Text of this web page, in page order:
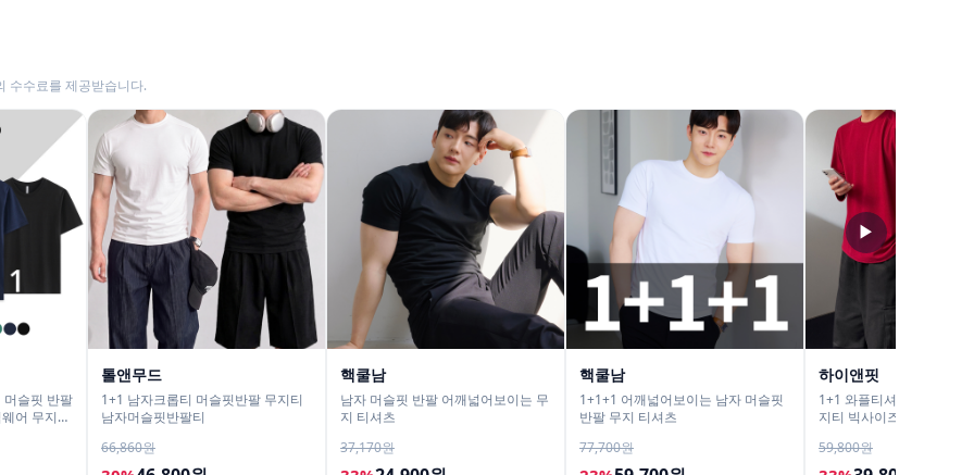
수수료를 제공받습니다.
슬핏 반팔
어 무지
톨앤무드
1+1 남자크롭티 머슬핏반팔 무지티
남자머슬핏반팔티
66,860원
핵쿨남
남자 머슬핏 반팔 어깨넓어보이는 무
지 티셔츠
37,170원
핵쿨남
1+1+1 어깨넓어보이는 남자 머슬핏
반팔 무지 티셔츠
77,700원
하이앤핏
1+1 와플티셔츠 쭉티 무지
지티 빅사이즈긴팔티
59,800원
▶